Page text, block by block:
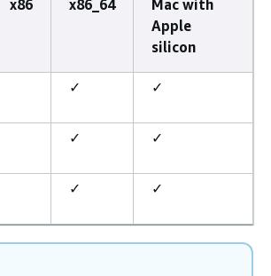
x86 x86_64
Mac with
Apple
silicon
✓ ✓
✓ ✓
✓ ✓